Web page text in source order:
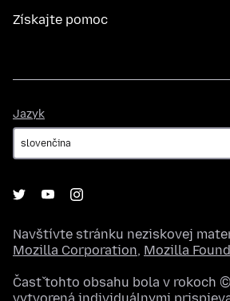
Získajte pomoc
Jazyk
Navštívte stránku neziskovej
Mozilla Corporation, Mozilla
Časť tohto obsahu bola v rokoch